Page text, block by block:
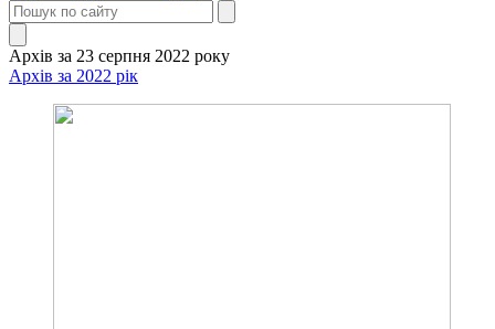
Архів за 23 серпня 2022 року
Архів за 2022 рік